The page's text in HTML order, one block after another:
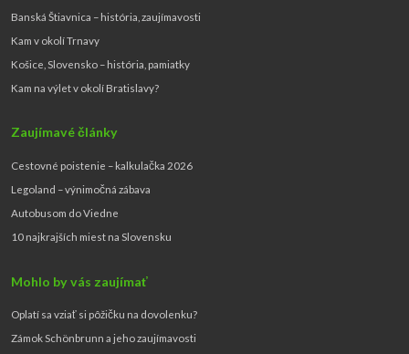
Banská Štiavnica – história, zaujímavosti
Kam v okolí Trnavy
Košice, Slovensko – história, pamiatky
Kam na výlet v okolí Bratislavy?
Zaujímavé články
Cestovné poistenie – kalkulačka 2026
Legoland – výnimočná zábava
Autobusom do Viedne
10 najkrajších miest na Slovensku
Mohlo by vás zaujímať
Oplatí sa vziať si pôžičku na dovolenku?
Zámok Schönbrunn a jeho zaujímavosti